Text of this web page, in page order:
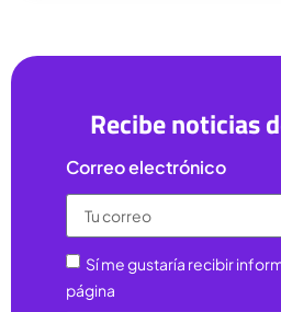
Recibe noticias
Correo electrónico
Sí me gustaría recibir
página